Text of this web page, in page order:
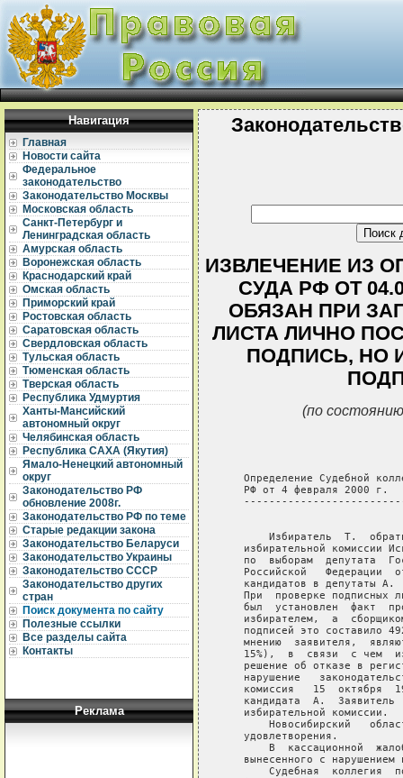
Навигация
Главная
Новости сайта
Федеральное
законодательство
Законодательство Москвы
Московская область
Санкт-Петербург и
Ленинградская область
Амурская область
Воронежская область
Краснодарский край
Омская область
Приморский край
Ростовская область
Саратовская область
Свердловская область
Тульская область
Тюменская область
Тверская область
Республика Удмуртия
Ханты-Мансийский
автономный округ
Челябинская область
Республика САХА (Якутия)
Ямало-Ненецкий автономный
округ
Законодательство РФ
обновление 2008г.
Законодательство РФ по теме
Старые редакции закона
Законодательство Беларуси
Законодательство Украины
Законодательство СССР
Законодательство других
стран
Поиск документа по сайту
Полезные ссылки
Все разделы сайта
Контакты
Реклама
ИЗВЛЕЧЕНИЕ ИЗ
СУДА РФ ОТ
ОБЯЗАН ПРИ
ЛИСТА ЛИЧНО
ПОДПИСЬ, НО
(по